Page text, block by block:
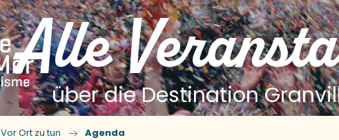
Alle
über die Destination
Vor Ort zu tun Agenda